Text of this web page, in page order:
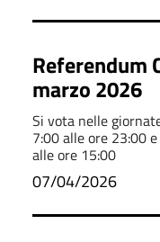
Referendum
marzo 2026
Si vota nelle
7:00 alle ore 23:00
alle ore 15:00
07/04/2026